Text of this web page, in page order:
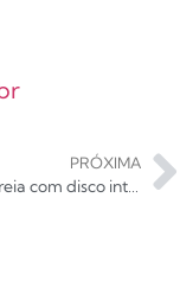
PRÓXIMA
Hibizco estreia com disco intenso e mergulhado no rock em português